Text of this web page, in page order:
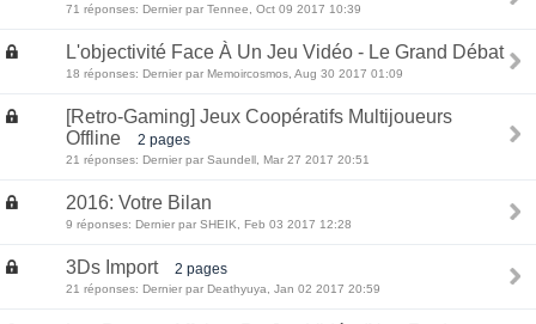
71 réponses: Dernier par Tennee, Oct 09 2017 10:39
L'objectivité Face À Un Jeu Vidéo - Le Grand Débat
18 réponses: Dernier par Memoircosmos, Aug 30 2017 01:09
[Retro-Gaming] Jeux Coopératifs Multijoueurs
Offline
2 pages
21 réponses: Dernier par Saundell, Mar 27 2017 20:51
2016: Votre Bilan
9 réponses: Dernier par SHEIK, Feb 03 2017 12:28
3Ds Import 2 pages
21 réponses: Dernier par Deathyuya, Jan 02 2017 20:59